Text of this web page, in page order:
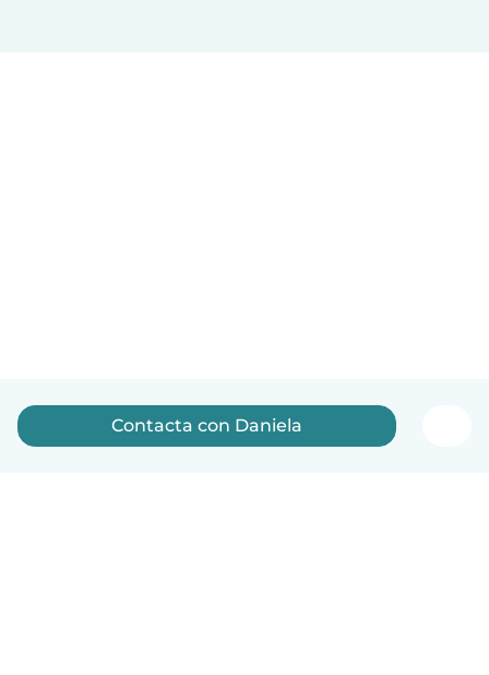
Contacta con Daniela